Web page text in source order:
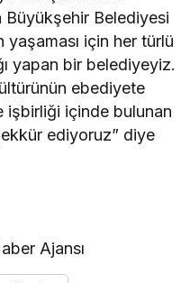
Belediyesi
yaşaması için her türlü
yapan bir belediyeyiz.
ebediyete
işbirliği içinde bulunan
ediyoruz” diye
Ajansı